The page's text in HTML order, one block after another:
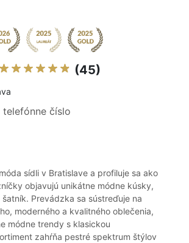
(45)
číslo
sídli v Bratislave a profiluje sa ako
objavujú unikátne módne kúsky,
Prevádzka sa sústreďuje na
moderného a kvalitného oblečenia,
módne trendy s klasickou
zahŕňa pestré spektrum štýlov